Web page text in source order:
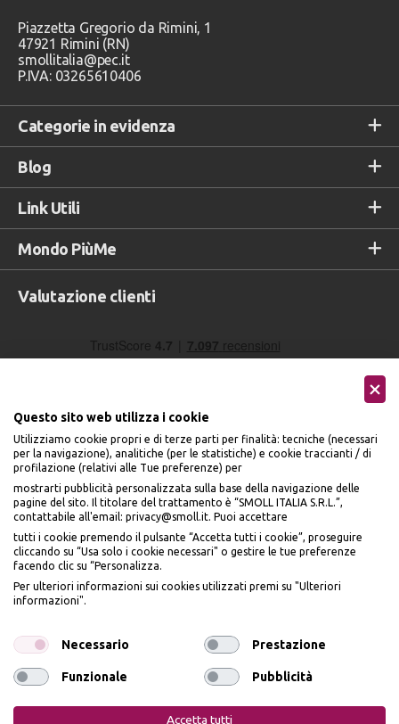
Categorie in evidenza
Blog
Link Utili
Mondo PiùMe
Piazzetta Gregorio da Rimini, 1
47921 Rimini (RN)
smollitalia@pec.it
P.IVA: 03265610406
Valutazione clienti
Accettiamo
Seguici sui social
Privacy Policy Cookie Policy
Questo sito web utilizza i cookie
Utilizziamo cookie propri e di terze parti per finalità: tecniche (necessari
per la navigazione), analitiche (per le statistiche) e cookie traccianti / di
profilazione (relativi alle Tue preferenze) per
mostrarti pubblicità personalizzata sulla base della navigazione delle
pagine del sito. Il titolare del trattamento è “SMOLL ITALIA S.R.L.”,
contattabile all'email: privacy@smoll.it. Puoi accettare
tutti i cookie premendo il pulsante “Accetta tutti i cookie”, proseguire
cliccando su “Usa solo i cookie necessari" o gestire le tue preferenze
facendo clic su “Personalizza.
Per ulteriori informazioni sui cookies utilizzati premi su "Ulteriori
informazioni".
Necessario Prestazione
Funzionale Pubblicità
Accetta tutti
BENVENUTO DA
PIÙME
IL10% DI SCONTO
dell’art. 13 del Reg UE 2016/679 e presto il mio consenso a ricevere email
promozionali. In qualsiasi momento è possibile revocare il consenso